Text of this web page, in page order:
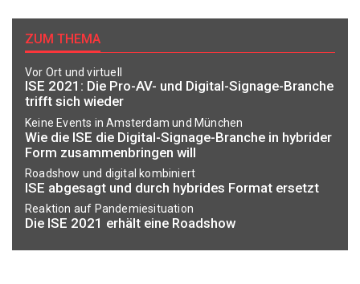
ZUM THEMA
Vor Ort und virtuell
ISE 2021: Die Pro-AV- und Digital-Signage-Branche
trifft sich wieder
Keine Events in Amsterdam und München
Wie die ISE die Digital-Signage-Branche in hybrider
Form zusammenbringen will
Roadshow und digital kombiniert
ISE abgesagt und durch hybrides Format ersetzt
Reaktion auf Pandemiesituation
Die ISE 2021 erhält eine Roadshow